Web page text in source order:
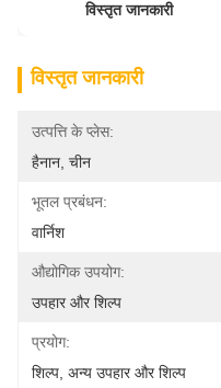
विस्तृत जानकारी
विस्तृत जानकारी
उत्पत्ति के प्लेस:
हैनान, चीन
भूतल प्रबंधन:
वार्निश
औद्योगिक उपयोग:
उपहार और शिल्प
प्रयोग:
शिल्प, अन्य उपहार और शिल्प